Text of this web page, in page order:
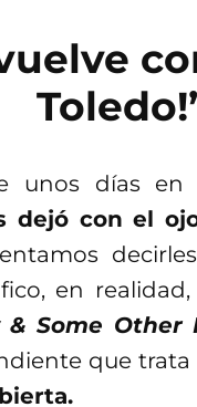
unos días en
dejó con el
en
& Some Other
que trata